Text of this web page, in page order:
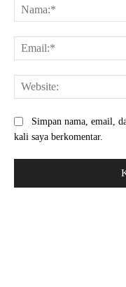
Simpan nama, email,
kali saya berkomentar.